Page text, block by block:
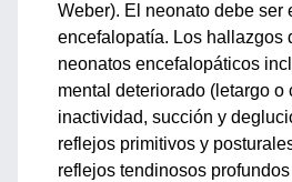
Weber). El neonato debe ser
encefalopatía. Los hallazgos
neonatos encefalopáticos
mental deteriorado (letargo o
inactividad, succión y
reflejos primitivos y
reflejos tendinosos